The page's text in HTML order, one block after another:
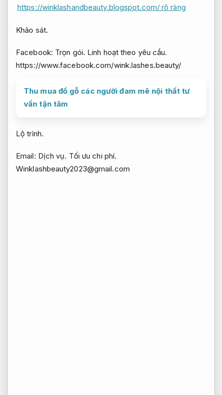
https://winklashandbeauty.blogspot.com/ rõ ràng
Khảo sát.
Facebook: Trọn gói. Linh hoạt theo yêu cầu.
https://www.facebook.com/wink.lashes.beauty/
Thu mua đồ gỗ các người đam mê nội thất tư
vấn tận tâm
Lộ trình.
Email: Dịch vụ. Tối ưu chi phí.
Winklashbeauty2023@gmail.com